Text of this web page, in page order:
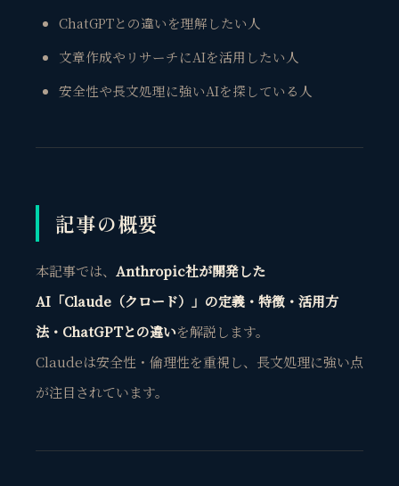
ChatGPTとの違いを理解したい人
文章作成やリサーチにAIを活用したい人
安全性や長文処理に強いAIを探している人
記事の概要
本記事では、 Anthropic社が開発した
AI「Claude（クロード）」の定義・特徴・活用方
法・ChatGPTとの違いを解説します。
Claudeは安全性・倫理性を重視し、長文処理に強い点
が注目されています。